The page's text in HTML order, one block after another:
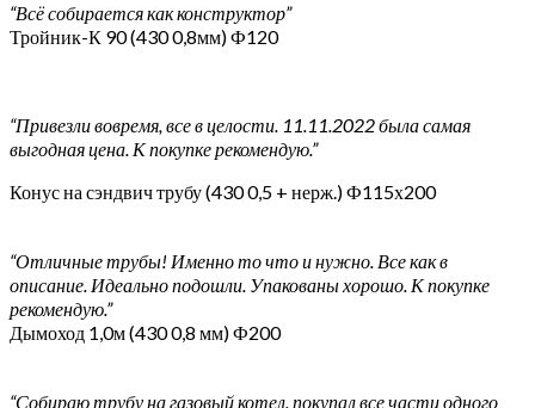
“Всё собирается как конструктор”
Тройник-К 90 (430 0,8мм) Ф120
“Привезли вовремя, все в целости. 11.11.2022 была самая
выгодная цена. К покупке рекомендую.”
Конус на сэндвич трубу (430 0,5 + нерж.) Ф115х200
“Отличные трубы! Именно то что и нужно. Все как в
описание. Идеально подошли. Упакованы хорошо. К покупке
рекомендую.”
Дымоход 1,0м (430 0,8 мм) Ф200
“Собираю трубу на газовый котел. покупал все части одного